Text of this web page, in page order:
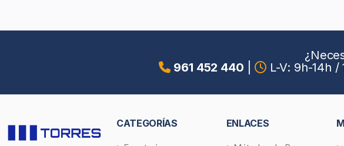
961 452 440
L-V: 9h-14h /
CATEGORÍAS ENLACES